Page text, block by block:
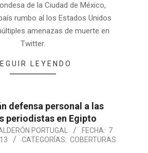
de la Ciudad de México,
rumbo al los Estados Unidos
amenazas de muerte en
Twitter.
LEYENDO
defensa personal a las
periodistas en Egipto
PORTUGAL FECHA: 7
CATEGORÍAS: COBERTURAS